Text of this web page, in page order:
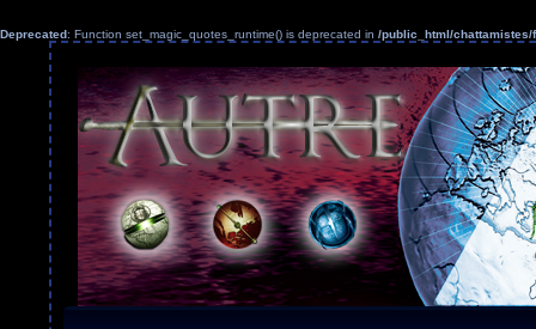
Deprecated: Function set_magic_quotes_runtime() is deprecated in /public_html/chattamistes/